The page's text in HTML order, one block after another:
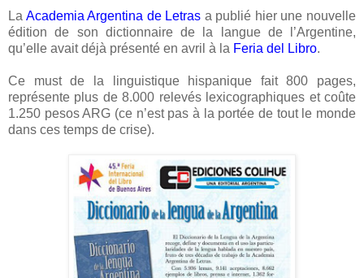
La Academia Argentina de Letras a publié hier une nouvelle
édition de son dictionnaire de la langue de l’Argentine,
qu’elle avait déjà présenté en avril à la Feria del Libro.
Ce must de la linguistique hispanique fait 800 pages,
représente plus de 8.000 relevés lexicographiques et coûte
1.250 pesos ARG (ce n’est pas à la portée de tout le monde
dans ces temps de crise).